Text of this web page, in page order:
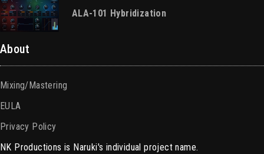
ALA-101 Hybridization
About
Mixing/Mastering
EULA
Privacy Policy
NK Productions is Naruki's individual project name.